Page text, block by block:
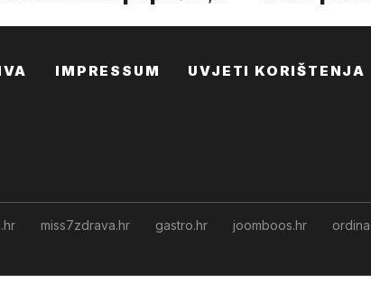
IMPRESSUM UVJETI KORIŠTENJA
miss7zdrava.hr gastro.hr joomboos.hr